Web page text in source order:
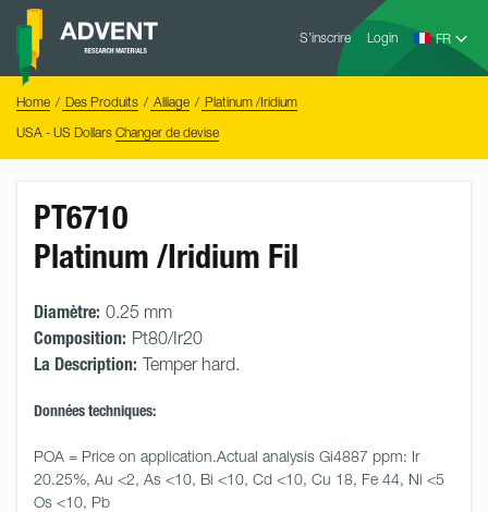
Skip
content
S’inscrire Login
Advent
Home Des Produits Alliage
Platinum /Iridium
USA - US Dollars Changer de devise
PT6710
Platinum /Iridium Fil
Diamètre: 0.25 mm
Composition: Pt80/Ir20
La Description: Temper hard.
Données techniques:
POA = Price on application.Actual analysis Gi4887 ppm: Ir
20.25%, Au <2, As <10, Bi <10, Cd <10, Cu 18, Fe 44, Ni <5
Os <10, Pb